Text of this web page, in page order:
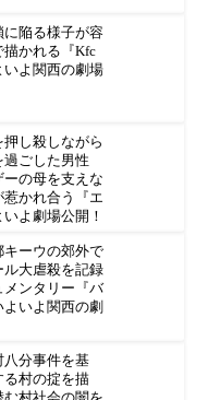
陥る様子が容
描かれる『Kfc
よ関西の劇場
し殺しながら
過ごした男性
ーの母を支えな
かれ合う『エ
よ劇場公開！
キーウの郊外で
ル大虐殺を記録
ンタリー『バ
いよ関西の劇
八分事件を基
る村の掟を描